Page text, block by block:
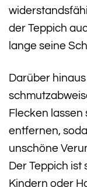
der Teppich
lange seine
Darüber hinaus
Flecken lassen
entfernen,
unschöne
Der Teppich
Kindern oder